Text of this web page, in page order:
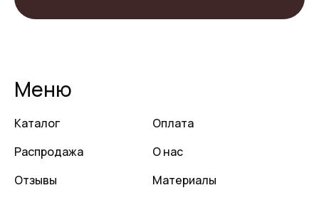
Меню
Каталог
Распродажа
Отзывы
Оплата
О нас
Материалы